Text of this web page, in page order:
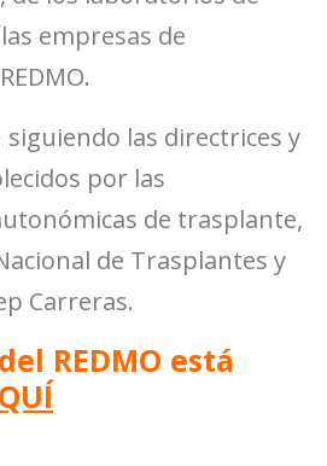
empresas de
las directrices y
por las
de trasplante,
de Trasplantes y
Carreras.
REDMO está